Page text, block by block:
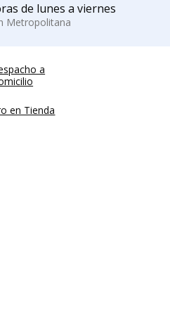
de lunes a viernes
Metropolitana
a
en Tienda